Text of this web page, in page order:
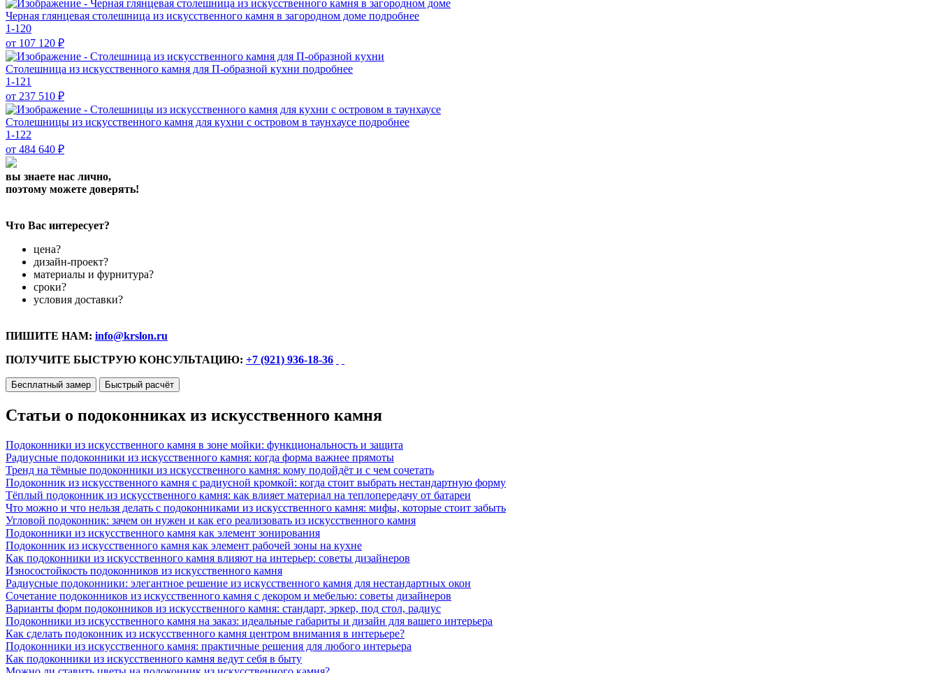
Черная глянцевая столешница из искусственного камня в загородном доме подробнее
1-120
от 107 120 ₽
Столешница из искусственного камня для П-образной кухни подробнее
1-121
от 237 510 ₽
Столешницы из искусственного камня для кухни с островом в таунхаусе подробнее
1-122
от 484 640 ₽
вы знаете нас лично,
поэтому можете доверять!
Что Вас интересует?
цена?
дизайн-проект?
материалы и фурнитура?
сроки?
условия доставки?
ПИШИТЕ НАМ: info@krslon.ru
ПОЛУЧИТЕ БЫСТРУЮ КОНСУЛЬТАЦИЮ: +7 (921) 936-18-36
Бесплатный замер Быстрый расчёт
Статьи о подоконниках из искусственного камня
Подоконники из искусственного камня в зоне мойки: функциональность и защита
Радиусные подоконники из искусственного камня: когда форма важнее прямоты
Тренд на тёмные подоконники из искусственного камня: кому подойдёт и с чем сочетать
Подоконник из искусственного камня с радиусной кромкой: когда стоит выбрать нестандартную форму
Тёплый подоконник из искусственного камня: как влияет материал на теплопередачу от батареи
Что можно и что нельзя делать с подоконниками из искусственного камня: мифы, которые стоит забыть
Угловой подоконник: зачем он нужен и как его реализовать из искусственного камня
Подоконники из искусственного камня как элемент зонирования
Подоконник из искусственного камня как элемент рабочей зоны на кухне
Как подоконники из искусственного камня влияют на интерьер: советы дизайнеров
Износостойкость подоконников из искусственного камня
Радиусные подоконники: элегантное решение из искусственного камня для нестандартных окон
Сочетание подоконников из искусственного камня с декором и мебелью: советы дизайнеров
Варианты форм подоконников из искусственного камня: стандарт, эркер, под стол, радиус
Подоконники из искусственного камня на заказ: идеальные габариты и дизайн для вашего интерьера
Как сделать подоконник из искусственного камня центром внимания в интерьере?
Подоконники из искусственного камня: практичные решения для любого интерьера
Как подоконники из искусственного камня ведут себя в быту